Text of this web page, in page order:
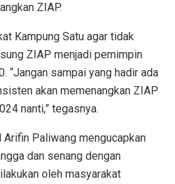
ZIAP.
Kampung Satu agar tidak
ZIAP menjadi pemimpin
“Jangan sampai yang hadir ada
akan memenangkan ZIAP
nanti,” tegasnya.
Paliwang mengucapkan
dan senang dengan
oleh masyarakat